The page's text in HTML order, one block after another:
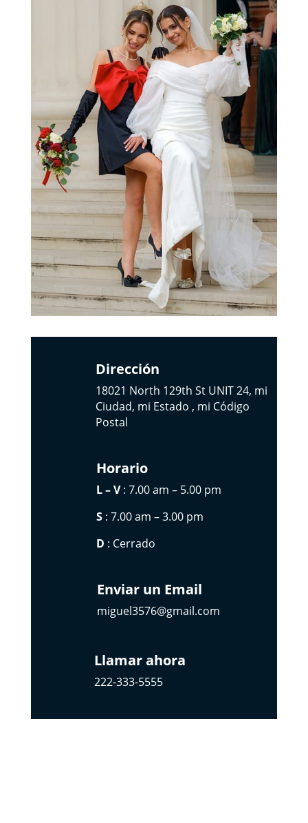
Dirección
18021 North 129th St UNIT 24, mi
Ciudad, mi Estado , mi Código
Postal
Horario
L – V: 7.00 am – 5.00 pm
S: 7.00 am – 3.00 pm
D : Cerrado
Enviar un Email
miguel3576@gmail.com
Llamar ahora
222-333-5555